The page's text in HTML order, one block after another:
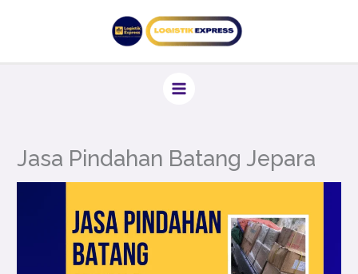
Jasa Pindahan Batang Jepara